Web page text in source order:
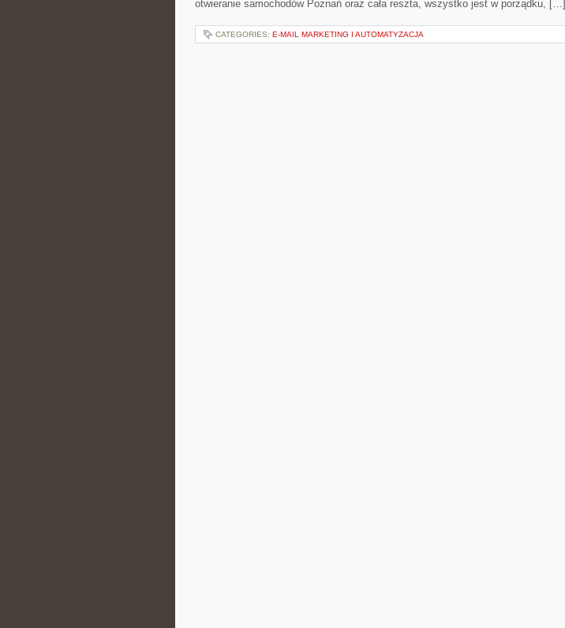
otwieranie samochodów Poznań oraz cała reszta, wszystko jest w porządku, […]
CATEGORIES: E-MAIL MARKETING I AUTOMATYZACJA